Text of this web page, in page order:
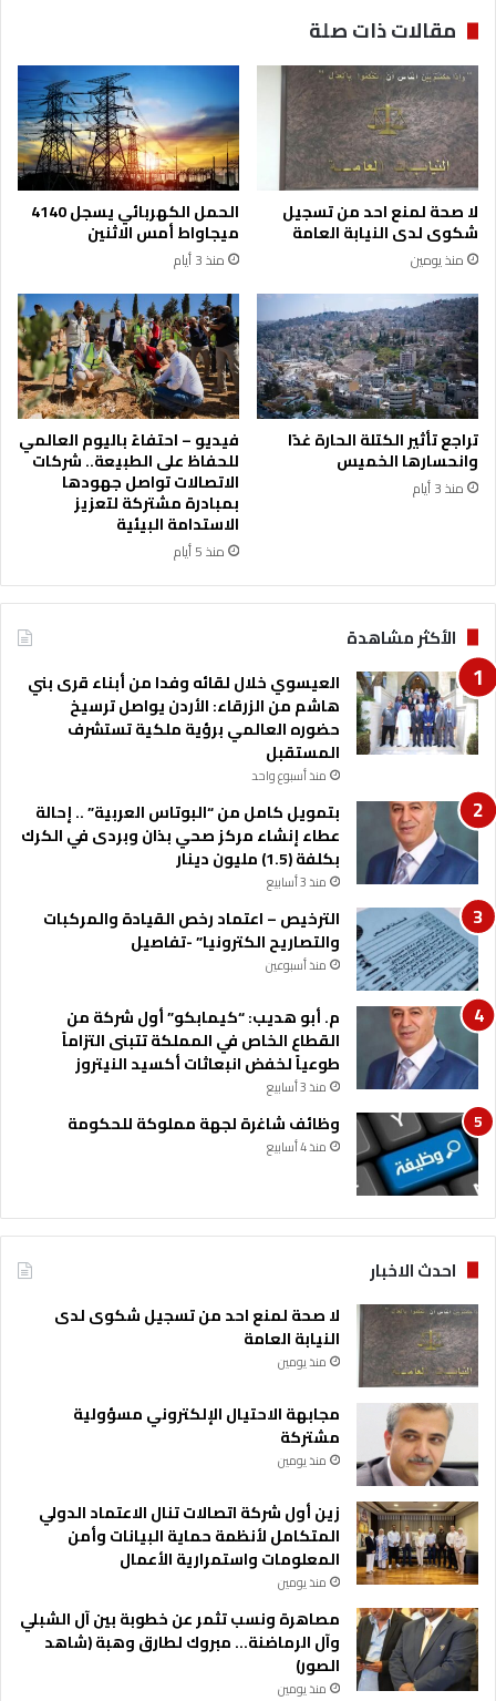
ل
ع
و
د
ي
ة
إ
ر
ث
م
ا
ل
ث
ق
ة
و
ا
ل
ت
ل
يُ
ت
ر
ج
م
ا
ل
و
م
ل
ى
ش
ر
ا
ك
ة
ا
ق
ت
ص
ا
د
ي
ة
ي
ق
و
د
ه
ا
ا
ل
ق
ع
ا
ل
خ
ا
ص
ئ
ف
ع
ا
ل
ي
ا
ت
م
ج
ت
م
ع
ي
ة
:
م
س
ا
ر
ل
ح
د
ي
ث
ا
ل
ا
م
ل
ر
ك
ي
ز
ة
ب
ن
ا
ء
ل
د
و
ل
ة
ا
ل
ح
ي
ث
ة
مقالات ذات صلة
لا صحة لمنع احد من تسجيل
شكوى لدى النيابة العامة
منذ يومين
الحمل الكهربائي يسجل 4140
ميجاواط أمس الاثنين
منذ 3 أيام
تراجع تأثير الكتلة الحارة غدًا
وانحسارها الخميس
منذ 3 أيام
فيديو – احتفاءً باليوم العالمي
للحفاظ على الطبيعة.. شركات
الاتصالات تواصل جهودها
بمبادرة مشتركة لتعزيز
الاستدامة البيئية
منذ 5 أيام
الأكثر مشاهدة
العيسوي خلال لقائه وفدا من أبناء قرى بني
هاشم من الزرقاء: الأردن يواصل ترسيخ
حضوره العالمي برؤية ملكية تستشرف
المستقبل
منذ أسبوع واحد
بتمويل كامل من “البوتاس العربية” .. إحالة
عطاء إنشاء مركز صحي بذان وبردى في الكرك
بكلفة (1.5) مليون دينار
منذ 3 أسابيع
الترخيص – اعتماد رخص القيادة والمركبات
والتصاريح الكترونيا” -تفاصيل
منذ أسبوعين
م. أبو هديب: “كيمابكو” أول شركة من
القطاع الخاص في المملكة تتبنى التزاماً
طوعياً لخفض انبعاثات أكسيد النيتروز
منذ 3 أسابيع
وظائف شاغرة لجهة مملوكة للحكومة
منذ 4 أسابيع
احدث الاخبار
لا صحة لمنع احد من تسجيل شكوى لدى
النيابة العامة
منذ يومين
مجابهة الاحتيال الإلكتروني مسؤولية
مشتركة
منذ يومين
زين أول شركة اتصالات تنال الاعتماد الدولي
المتكامل لأنظمة حماية البيانات وأمن
المعلومات واستمرارية الأعمال
منذ يومين
مصاهرة ونسب تثمر عن خطوبة بين آل الشبلي
وآل الرماضنة… مبروك لطارق وهبة (شاهد
الصور)
منذ يومين